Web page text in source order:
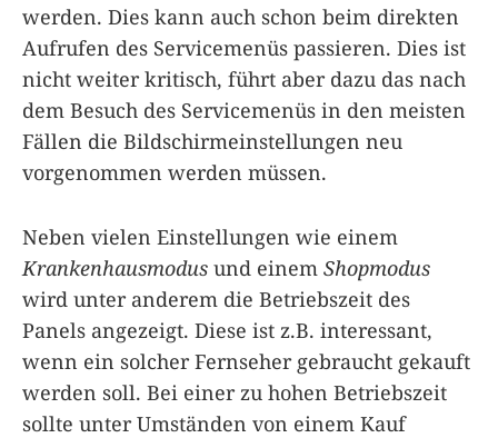
werden. Dies kann auch schon beim direkten
Aufrufen des Servicemenüs passieren. Dies ist
nicht weiter kritisch, führt aber dazu das nach
dem Besuch des Servicemenüs in den meisten
Fällen die Bildschirmeinstellungen neu
vorgenommen werden müssen.
Neben vielen Einstellungen wie einem
Krankenhausmodus und einem Shopmodus
wird unter anderem die Betriebszeit des
Panels angezeigt. Diese ist z.B. interessant,
wenn ein solcher Fernseher gebraucht gekauft
werden soll. Bei einer zu hohen Betriebszeit
sollte unter Umständen von einem Kauf